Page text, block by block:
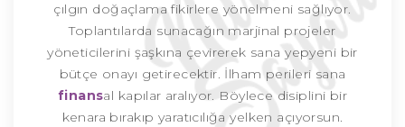
çılgın doğaçlama fikirlere yönelmeni sağlıyor.
Toplantılarda sunacağın marjinal projeler
yöneticilerini şaşkına çevirerek sana yepyeni bir
bütçe onayı getirecektir. İlham perileri sana
finansal kapılar aralıyor. Böylece disiplini bir
kenara bırakıp yaratıcılığa yelken açıyorsun.